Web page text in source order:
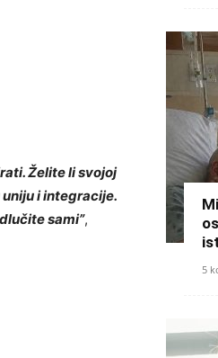
Želite li svojoj
i integracije.
sami”,
5